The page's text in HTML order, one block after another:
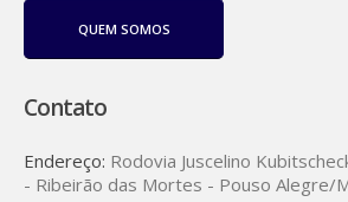
QUEM SOMOS
Contato
Endereço: Rodovia Juscelino
- Ribeirão das Mortes - Pouso Alegre/